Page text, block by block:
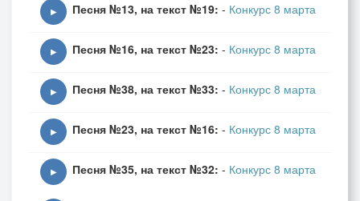
И верьте в чудеса.
И верьте в чудеса."
Звенят рассветы ранние. Там птичьи голоса.
Любезных сколько стало, теперь не сосчитать.
▶ Песня №13, на текст №19: - Конкурс 8 марта
▶ Песня №16, на текст №23: - Конкурс 8 марта
▶ Песня №38, на текст №33: - Конкурс 8 марта
▶ Песня №23, на текст №16: - Конкурс 8 марта
▶ Песня №35, на текст №32: - Конкурс 8 марта